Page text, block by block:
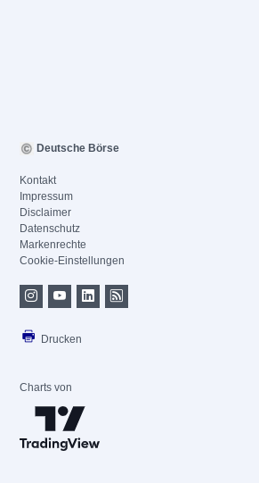
Deutsche Börse
Kontakt
Impressum
Disclaimer
Datenschutz
Markenrechte
Cookie-Einstellungen
Drucken
Charts von